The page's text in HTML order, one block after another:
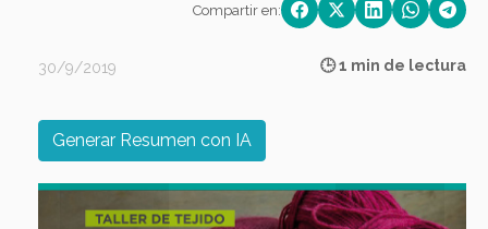
Compartir en:
30/9/2019 🕒 1 min de lectura
Generar Resumen con IA